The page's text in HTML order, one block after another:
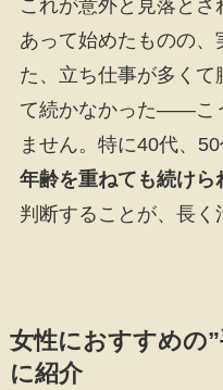
これが意外と見落と
あって始めたものの
た、立ち仕事が多くて
て続かなかった――こ
ません。特に40代、
年齢を重ねても続けら
判断することが、長く
女性におすすめの
に紹介